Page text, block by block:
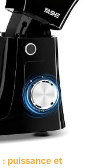
puissance et